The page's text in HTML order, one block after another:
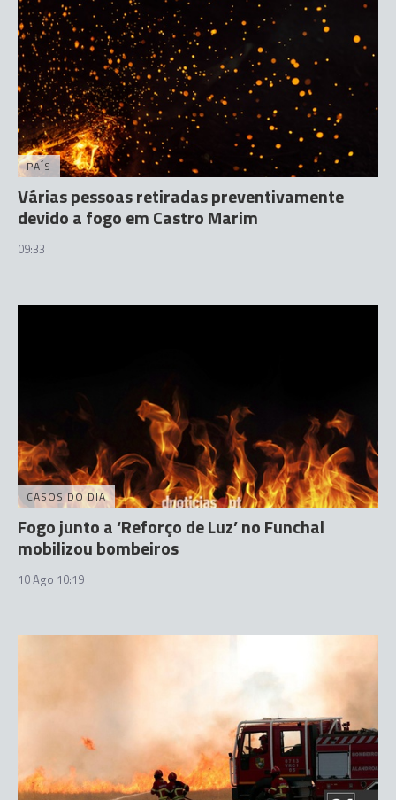
PAÍS
Várias pessoas retiradas preventivamente
devido a fogo em Castro Marim
09:33
CASOS DO DIA
Fogo junto a ‘Reforço de Luz’ no Funchal
mobilizou bombeiros
10 Ago 10:19